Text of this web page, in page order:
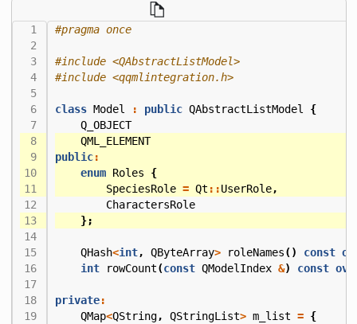
#pragma once
#include <QAbstractListModel>
#include <qqmlintegration.h>
class Model : public QAbstractListModel
{
Q_OBJECT
QML_ELEMENT
public:
enum Roles
{
SpeciesRole = Qt ::UserRole,
CharactersRole
};
QHash<int, QByteArray> roleNames() const
int
rowCount(const QModelIndex &) const
private:
QMap<QString, QStringList> m_list = {